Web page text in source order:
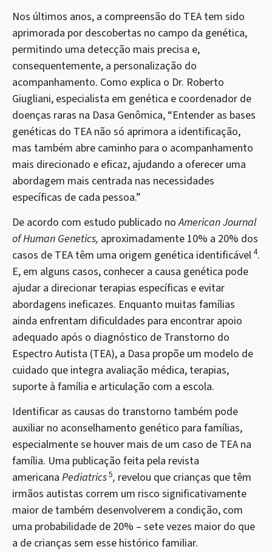
Nos últimos anos, a compreensão do TEA tem sido
aprimorada por descobertas no campo da genética,
permitindo uma detecção mais precisa e,
consequentemente, a personalização do
acompanhamento. Como explica o Dr. Roberto
Giugliani, especialista em genética e coordenador de
doenças raras na Dasa Genômica, “Entender as bases
genéticas do TEA não só aprimora a identificação,
mas também abre caminho para o acompanhamento
mais direcionado e eficaz, ajudando a oferecer uma
abordagem mais centrada nas necessidades
específicas de cada pessoa.”
De acordo com estudo publicado noAmerican Journal
of Human Genetics, aproximadamente 10% a 20% dos
casos de TEA têm uma origem genética identificável4.
E, em alguns casos, conhecer a causa genética pode
ajudar a direcionar terapias específicas e evitar
abordagens ineficazes. Enquanto muitas famílias
ainda enfrentam dificuldades para encontrar apoio
adequado após o diagnóstico de Transtorno do
Espectro Autista (TEA), a Dasa propõe um modelo de
cuidado que integra avaliação médica, terapias,
suporte à família e articulação com a escola.
Identificar as causas do transtorno também pode
auxiliar no aconselhamento genético para famílias,
especialmente se houver mais de um caso de TEA na
família. Uma publicação feita pela revista
americana Pediatrics5, revelou que crianças que têm
irmãos autistas correm um risco significativamente
maior de também desenvolverem a condição, com
uma probabilidade de 20% – sete vezes maior do que
a de crianças sem esse histórico familiar.